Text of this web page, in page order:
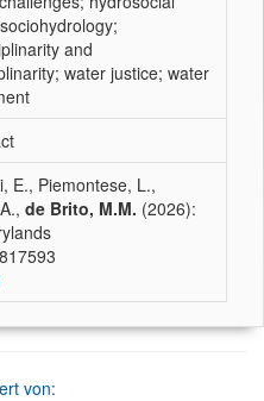
and
water justice; water
E., Piemontese, L.,
de Brito, M.M. (2026):
von: